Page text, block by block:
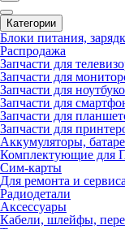
Категории
Блоки питания,
Распродажа
Запчасти для
Запчасти для
Запчасти для
Запчасти для
Запчасти для
Запчасти для
Аккумуляторы,
Комплектующие для
Сим-карты
Для ремонта и сервиса
Радиодетали
Аксессуары
Кабели, шлейфы,